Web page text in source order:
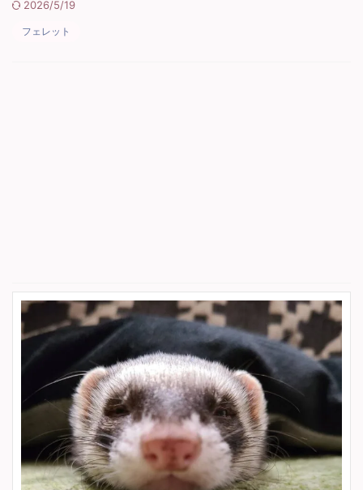
2026/5/19
フェレット